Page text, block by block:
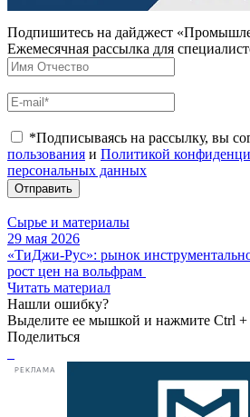
Подпишитесь на дайджест
Ежемесячная рассылка для
*Подписываясь на рассылку, вы
пользования и Политикой
персональных данных
Отправить
Сырье и материалы
29 мая 2026
«ТиДжи-Рус»: рынок
рост цен на вольфрам
Читать материал
Нашли ошибку?
Выделите ее мышкой и нажмите Ctrl +
Поделиться
РЕКЛАМА